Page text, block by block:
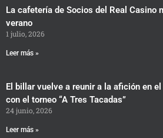
La cafetería de Socios del Real Casino
verano
1 julio, 2026
Leer más »
El billar vuelve a reunir a la afición en
con el torneo “A Tres Tacadas”
24 junio, 2026
Leer más »